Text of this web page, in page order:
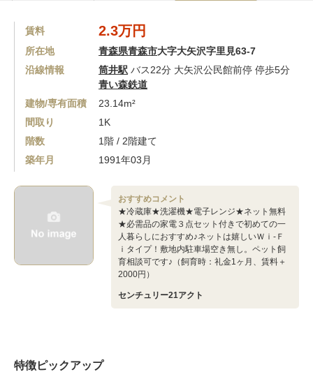
賃料 2.3万円
所在地 青森県青森市大字大矢沢字里見63-7
沿線情報
筒井駅 バス22分 大矢沢公民館前停 停歩5分
青い森鉄道
建物/専有面積
23.14m²
間取り
1K
階数
1階 / 2階建て
築年月
1991年03月
おすすめコメント
★冷蔵庫★洗濯機★電子レンジ★ネット無料
★必需品の家電３点セット付きで初めての一
人暮らしにおすすめ♪ネットは嬉しいＷｉ-Ｆ
ｉタイプ！敷地内駐車場空き無し。ペット飼
育相談可です♪（飼育時：礼金1ヶ月、賃料＋
2000円）
センチュリー21アクト
特徴ピックアップ